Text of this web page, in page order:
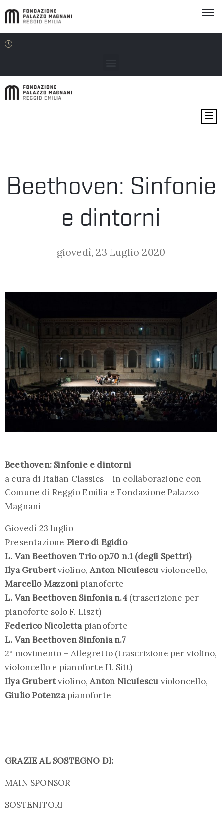
EDU
VISITA
PRESS
SHOP
Beethoven: Sinfonie
e dintorni
giovedì, 23 Luglio 2020
Beethoven: Sinfonie e dintorni
a cura di Italian Classics – in collaborazione con
Comune di Reggio Emilia e Fondazione Palazzo
Magnani
Giovedì 23 luglio
Presentazione Piero di Egidio
L. Van Beethoven Trio op.70 n.1 (degli Spettri)
Ilya Grubertviolino, Anton Niculescu violoncello,
Marcello Mazzoni pianoforte
L. Van Beethoven Sinfonia n.4(trascrizione per
pianoforte solo F. Liszt)
Federico Nicolettapianoforte
L. Van Beethoven Sinfonia n.7
2º movimento – Allegretto (trascrizione per violino,
violoncello e pianoforte H. Sitt)
Ilya Grubertviolino,Anton Niculescu violoncello,
Giulio Potenzapianoforte
GRAZIE AL SOSTEGNO DI:
MAIN SPONSOR
SOSTENITORI